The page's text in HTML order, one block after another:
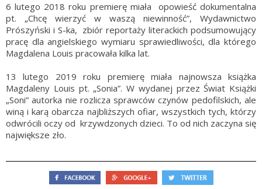
6 lutego 2018 roku premierę miała opowieść dokumentalna
pt. „Chcę wierzyć w waszą niewinność”, Wydawnictwo
Prószyński i S-ka, zbiór reportaży literackich podsumowujący
pracę dla angielskiego wymiaru sprawiedliwości, dla którego
Magdalena Louis pracowała kilka lat.
13 lutego 2019 roku premierę miała najnowsza książka
Magdaleny Louis pt. „Sonia”. W wydanej przez Świat Książki
„Soni” autorka nie rozlicza sprawców czynów pedofilskich, ale
winą i karą obarcza najbliższych ofiar, wszystkich tych, którzy
odwrócili oczy od krzywdzonych dzieci. To od nich zaczyna się
największe zło.